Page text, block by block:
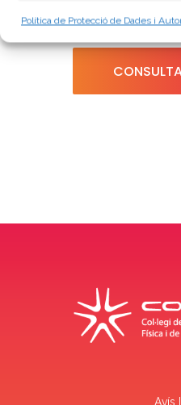
Política de Protecció de Dades i
Avís